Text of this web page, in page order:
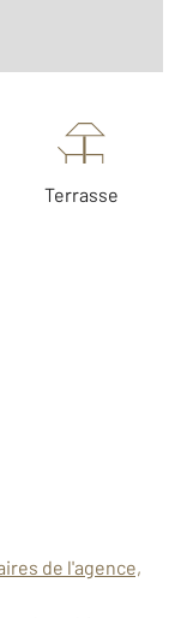
Terrasse
de l'agence,